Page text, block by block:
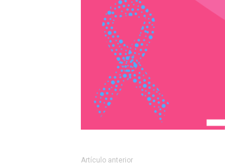
Artículo anterior